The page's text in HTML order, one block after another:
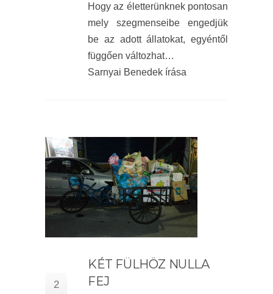
Hogy az életterünknek pontosan
mely szegmenseibe engedjük
be az adott állatokat, egyéntől
függően változhat…
Sarnyai Benedek írása
2
KÉT FÜLHÖZ NULLA
FEJ